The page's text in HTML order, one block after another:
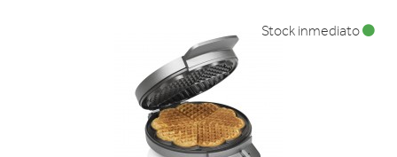
Stock inmediato